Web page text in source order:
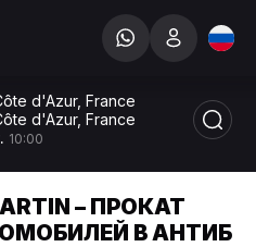
d'Azur, France
d'Azur, France
10:00
– ПРОКАТ
В АНТИБ